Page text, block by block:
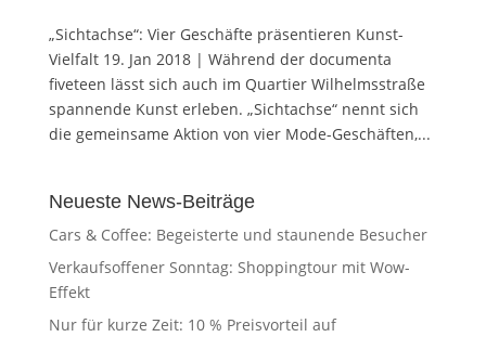
„Sichtachse“: Vier Geschäfte präsentieren Kunst-
Vielfalt 19. Jan 2018 | Während der documenta
fiveteen lässt sich auch im Quartier Wilhelmsstraße
spannende Kunst erleben. „Sichtachse“ nennt sich
die gemeinsame Aktion von vier Mode-Geschäften,...
Neueste News-Beiträge
Cars & Coffee: Begeisterte und staunende Besucher
Verkaufsoffener Sonntag: Shoppingtour mit Wow-
Effekt
Nur für kurze Zeit: 10 % Preisvorteil auf